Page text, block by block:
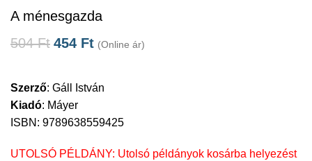
A ménesgazda
504Ft 454 Ft (Online ár)
Szerző: Gáll István
Kiadó: Máyer
ISBN: 9789638559425
UTOLSÓ PÉLDÁNY: Utolsó példányok kosárba helyezést